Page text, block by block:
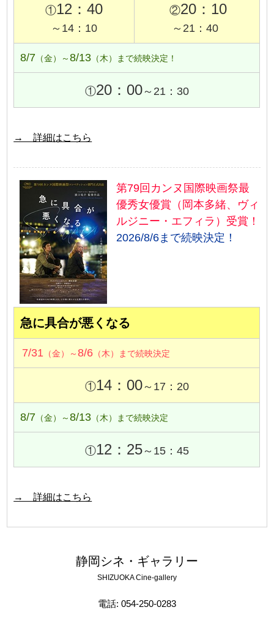
①12：40
～14：10
②20：10
～21：40
8/7 （金）～8/13 （木）まで続映決定！
①20：00～21：30
→ 詳細はこちら
第79回カンヌ国際映画祭最
優秀女優賞（岡本多緒、ヴィ
ルジニー・エフィラ）受賞！
2026/8/6まで続映決定！
急に具合が悪くなる
7/31 （金）～8/6 （木）まで続映決定
①14：00～17：20
8/7 （金）～8/13 （木）まで続映決定
①12：25～15：45
→ 詳細はこちら
静岡シネ・ギャラリー
SHIZUOKA Cine-gallery
電話: 054-250-0283